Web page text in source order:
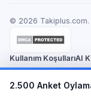
2.500 Anket
© 2026 Takiplus.com.
Kullanım KoşullarıAI
KVKK Aydınlatmaİade